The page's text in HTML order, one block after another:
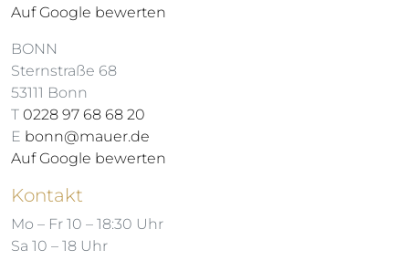
Auf Google bewerten
BONN
Sternstraße 68
53111 Bonn
T 0228 97 68 68 20
E bonn@mauer.de
Auf Google bewerten
Kontakt
Mo – Fr 10 – 18:30 Uhr
Sa 10 – 18 Uhr